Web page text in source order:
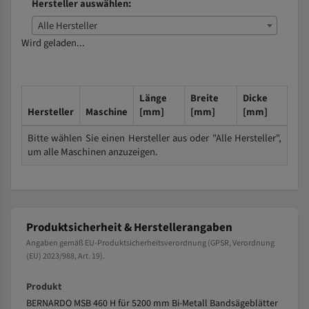
Hersteller auswählen:
Alle Hersteller
Wird geladen...
Hersteller Maschine
Länge
[mm]
Breite
[mm]
Dicke
[mm]
Bitte wählen Sie einen Hersteller aus oder "Alle Hersteller",
um alle Maschinen anzuzeigen.
Produktsicherheit & Herstellerangaben
Angaben gemäß EU-Produktsicherheitsverordnung (GPSR, Verordnung
(EU) 2023/988, Art. 19).
Produkt
BERNARDO MSB 460 H für 5200 mm Bi-Metall Bandsägeblätter